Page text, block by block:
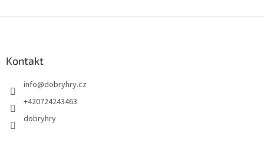
Kontakt
info@dobryhry.cz
+420724243463
dobryhry